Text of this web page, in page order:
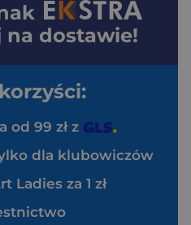
na dostawie!
od 99 zł z
dla klubowiczów
Ladies za 1 zł